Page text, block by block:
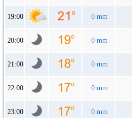
19:00 0 mm
20:00 0 mm
21:00 0 mm
22:00 0 mm
23:00 0 mm